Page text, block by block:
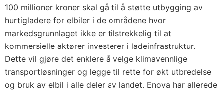
100 millioner kroner skal gå til å støtte utbygging av
hurtigladere for elbiler i de områdene hvor
markedsgrunnlaget ikke er tilstrekkelig til at
kommersielle aktører investerer i ladeinfrastruktur.
Dette vil gjøre det enklere å velge klimavennlige
transportløsninger og legge til rette for økt utbredelse
og bruk av elbil i alle deler av landet. Enova har allerede